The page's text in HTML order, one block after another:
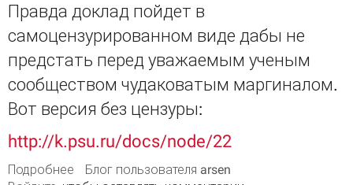
Правда доклад пойдет в
самоцензурированном виде дабы не
предстать перед уважаемым ученым
сообществом чудаковатым маргиналом.
Вот версия без цензуры:
http://k.psu.ru/docs/node/22
Подробнее о Завтра представляю ELiS в библиотеке
Блог пользователя arsen